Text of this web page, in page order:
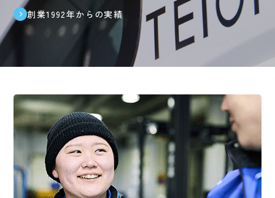
創業1992年からの実績